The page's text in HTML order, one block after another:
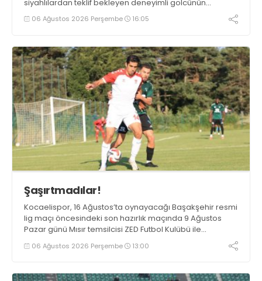
siyahlılardan teklif bekleyen deneyimli golcünün
Gaziantep FK ile söz kesecek.
06 Ağustos 2026 Perşembe 16:05
Şaşırtmadılar!
Kocaelispor, 16 Ağustos’ta oynayacağı Başakşehir resmi
lig maçı öncesindeki son hazırlık maçında 9 Ağustos
Pazar günü Mısır temsilcisi ZED Futbol Kulübü ile
karşılaşacak.
06 Ağustos 2026 Perşembe 13:00